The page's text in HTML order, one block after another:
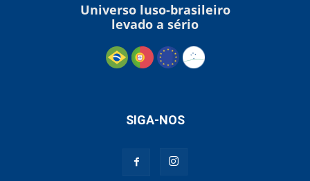
Universo luso-brasileiro
levado a sério
SIGA-NOS